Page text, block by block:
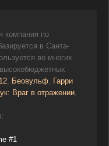
компания по
в Санта-
во многих
, Беовульф, Гарри
Враг в отражении,
#1